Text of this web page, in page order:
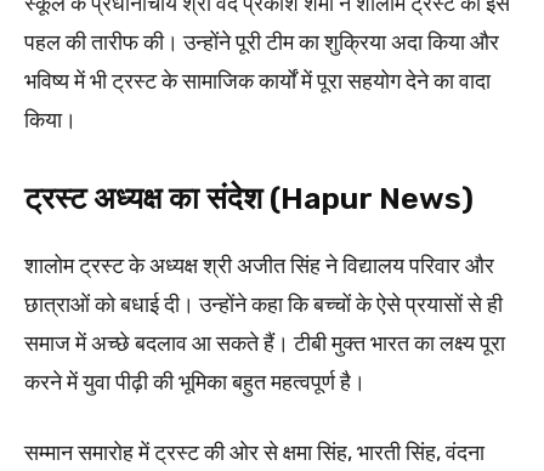
पहल की तारीफ की। उन्होंने पूरी टीम का शुक्रिया अदा किया और
भविष्य में भी ट्रस्ट के सामाजिक कार्यों में पूरा सहयोग देने का वादा
किया।
ट्रस्ट अध्यक्ष का संदेश (Hapur News)
शालोम ट्रस्ट के अध्यक्ष श्री अजीत सिंह ने विद्यालय परिवार और
छात्राओं को बधाई दी। उन्होंने कहा कि बच्चों के ऐसे प्रयासों से ही
समाज में अच्छे बदलाव आ सकते हैं। टीबी मुक्त भारत का लक्ष्य पूरा
करने में युवा पीढ़ी की भूमिका बहुत महत्वपूर्ण है।
सम्मान समारोह में ट्रस्ट की ओर से क्षमा सिंह, भारती सिंह, वंदना